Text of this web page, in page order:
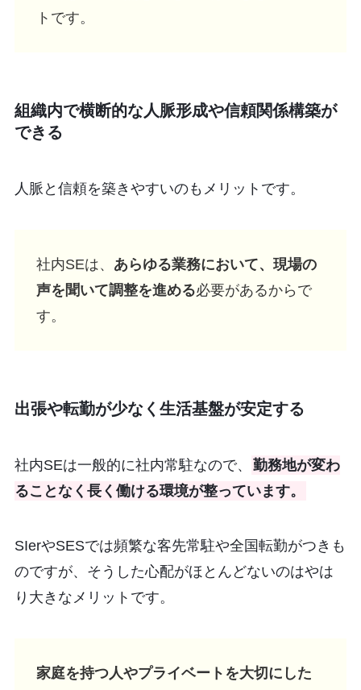
トです。
組織内で横断的な人脈形成や信頼関係構築が
できる
人脈と信頼を築きやすいのもメリットです。
社内SEは、 あらゆる業務において、現場の
声を聞いて調整を進める必要があるからで
す。
出張や転勤が少なく生活基盤が安定する
社内SEは一般的に社内常駐なので、
勤務地が変わ
ることなく長く働ける環境が整っています。
SIerやSESでは頻繁な客先常駐や全国転勤がつきも
のですが、そうした心配がほとんどないのはやは
り大きなメリットです。
家庭を持つ人やプライベートを大切にした